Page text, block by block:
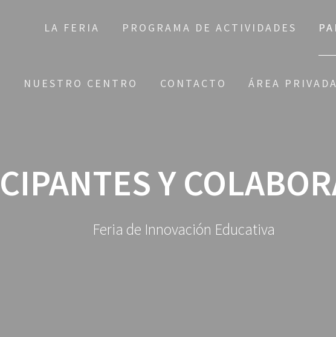
LA FERIA PROGRAMA DE ACTIVIDADES
NUESTRO CENTRO CONTACTO ÁREA
Y
Feria de Innovación Educativa